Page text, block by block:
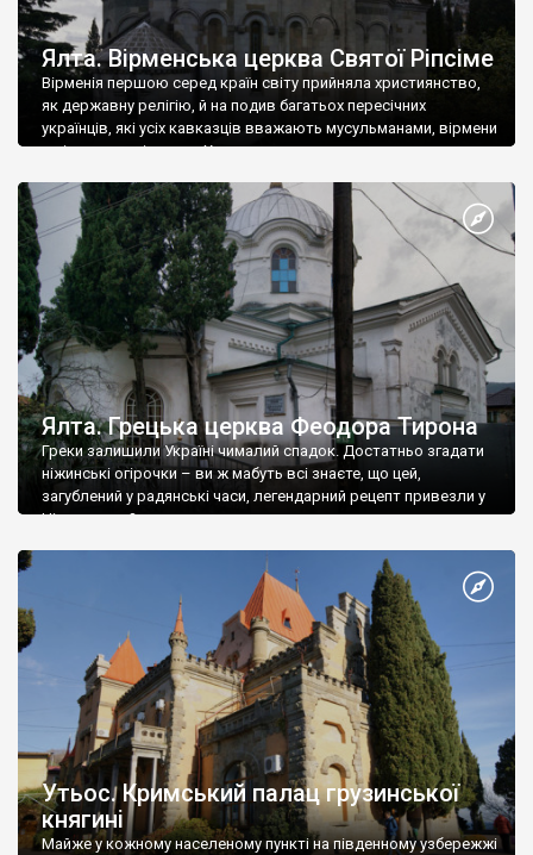
Ялта. Вірменська церква Святої Ріпсіме
Вірменія першою серед країн світу прийняла християнство,
як державну релігію, й на подив багатьох пересічних
українців, які усіх кавказців вважають мусульманами, вірмени
є відданими вірянами Христа
Ялта. Грецька церква Феодора Тирона
Греки залишили Україні чималий спадок. Достатньо згадати
ніжинські огірочки – ви ж мабуть всі знаєте, що цей,
загублений у радянські часи, легендарний рецепт привезли у
Ніжин греки?
Утьос. Кримський палац грузинської
княгині
Майже у кожному населеному пункті на південному узбережжі